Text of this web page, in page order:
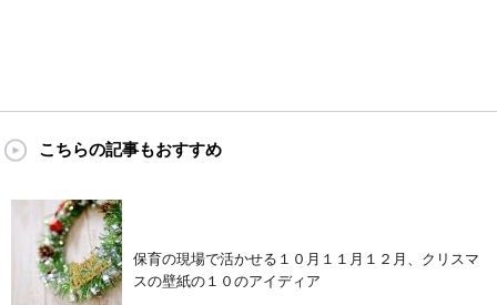
こちらの記事もおすすめ
保育の現場で活かせる１０月１１月１２月、クリスマ
スの壁紙の１０のアイディア